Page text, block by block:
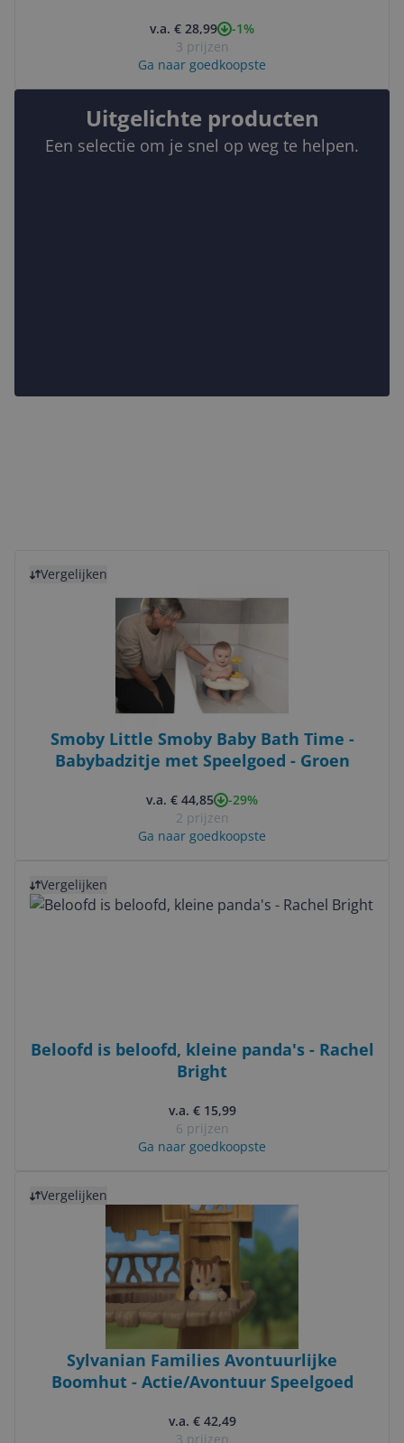
v.a. € 28,99
-1%
3 prijzen
Ga naar goedkoopste
Uitgelichte producten
Een selectie om je snel op weg te helpen.
Vergelijken
Smoby Little Smoby Baby Bath Time -
Babybadzitje met Speelgoed - Groen
v.a. € 44,85
-29%
2 prijzen
Ga naar goedkoopste
Vergelijken
Beloofd is beloofd, kleine panda's - Rachel
Bright
v.a. € 15,99
6 prijzen
Ga naar goedkoopste
Vergelijken
Sylvanian Families Avontuurlijke
Boomhut - Actie/Avontuur Speelgoed
v.a. € 42,49
3 prijzen